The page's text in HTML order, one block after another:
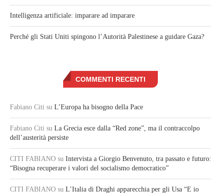
Intelligenza artificiale: imparare ad imparare
Perché gli Stati Uniti spingono l’Autorità Palestinese a guidare Gaza?
COMMENTI RECENTI
Fabiano Citi su L’Europa ha bisogno della Pace
Fabiano Citi su La Grecia esce dalla “Red zone”, ma il contraccolpo
dell’austerità persiste
CITI FABIANO su Intervista a Giorgio Benvenuto, tra passato e futuro:
“Bisogna recuperare i valori del socialismo democratico”
CITI FABIANO su L’Italia di Draghi apparecchia per gli Usa “E io